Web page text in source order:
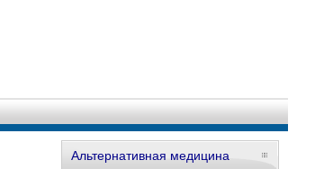
Альтернативная медицина